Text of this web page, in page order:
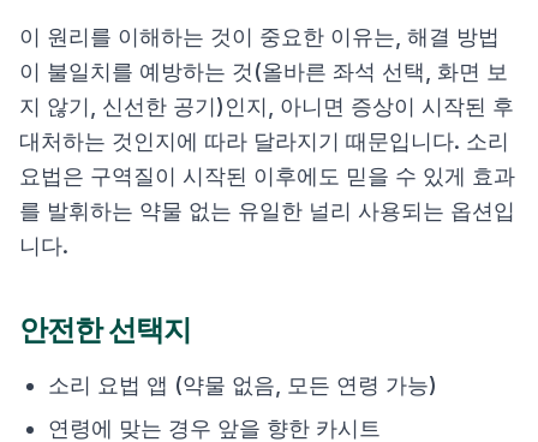
이 원리를 이해하는 것이 중요한 이유는, 해결 방법
이 불일치를 예방하는 것(올바른 좌석 선택, 화면 보
지 않기, 신선한 공기)인지, 아니면 증상이 시작된 후
대처하는 것인지에 따라 달라지기 때문입니다. 소리
요법은 구역질이 시작된 이후에도 믿을 수 있게 효과
를 발휘하는 약물 없는 유일한 널리 사용되는 옵션입
니다.
안전한 선택지
소리 요법 앱 (약물 없음, 모든 연령 가능)
연령에 맞는 경우 앞을 향한 카시트